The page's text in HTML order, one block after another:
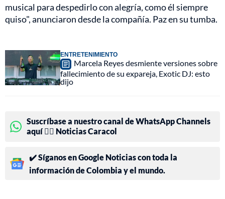
musical para despedirlo con alegría, como él siempre
quiso", anunciaron desde la compañía. Paz en su tumba.
ENTRETENIMIENTO
Marcela Reyes desmiente versiones sobre
fallecimiento de su expareja, Exotic DJ: esto
dijo
Suscríbase a nuestro canal de WhatsApp Channels
aquí 👉🏻 Noticias Caracol
✔️ Síganos en Google Noticias con toda la
información de Colombia y el mundo.